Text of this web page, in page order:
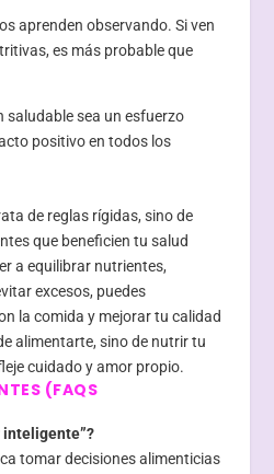
aprenden observando. Si ven
es más probable que
saludable sea un esfuerzo
positivo en todos los
de reglas rígidas, sino de
que beneficien tu salud
a equilibrar nutrientes,
excesos, puedes
la comida y mejorar tu calidad
alimentarte, sino de nutrir tu
cuidado y amor propio.
(FAQS
inteligente”?
tomar decisiones alimenticias